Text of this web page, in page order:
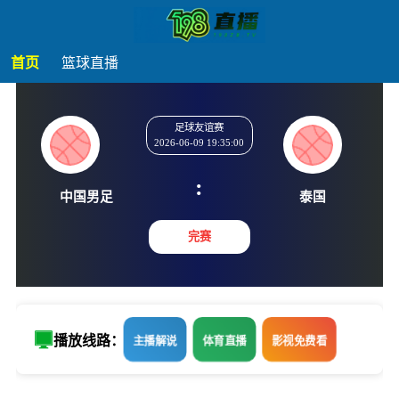
首页 篮球直播
足球友谊赛
2026-06-09 19:35:00
:
完赛
播放线路： 主播解说 体育直播 影视免费看